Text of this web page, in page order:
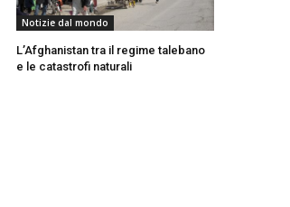
Notizie dal mondo
L’Afghanistan tra il regime talebano
e le catastrofi naturali